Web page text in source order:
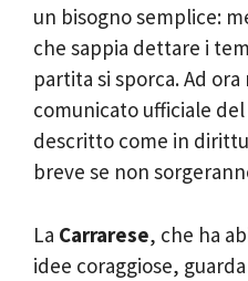
un bisogno semplice:
che sappia dettare i
partita si sporca. Ad
comunicato ufficiale del
descritto come in
breve se non
La Carrarese, che ha
idee coraggiose,